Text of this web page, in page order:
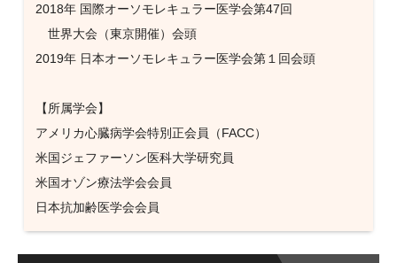
2018年 国際オーソモレキュラー医学会第47回
世界大会（東京開催）会頭
2019年 日本オーソモレキュラー医学会第１回会頭
【所属学会】
アメリカ心臓病学会特別正会員（FACC）
米国ジェファーソン医科大学研究員
米国オゾン療法学会会員
日本抗加齢医学会会員